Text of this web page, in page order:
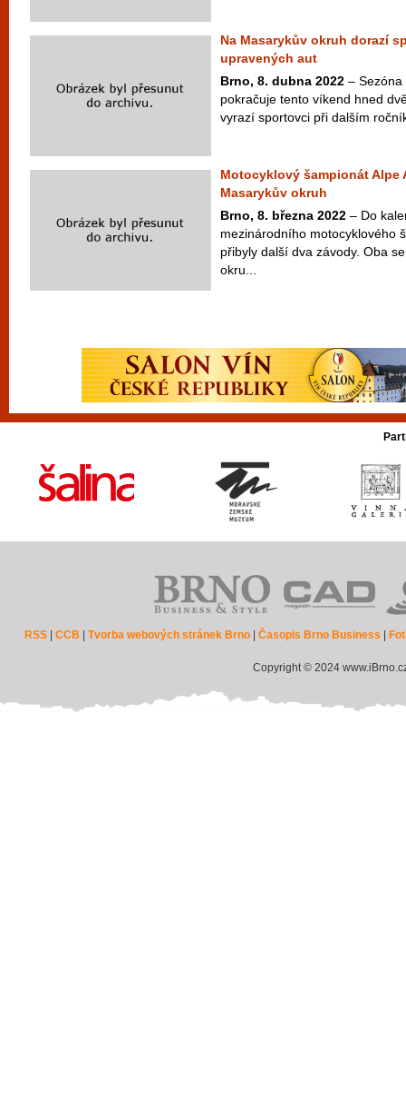
Na Masarykův okruh dorazí
upravených aut
Brno, 8. dubna 2022 –
pokračuje tento víkend hned
vyrazí sportovci při dalším
Motocyklový šampionát Alpe
Masarykův okruh
Brno, 8. března 2022 – Do
mezinárodního motocyklového
přibyly další dva závody. Oba
okru...
RSS |CCB |Tvorba webových stránek Brno |Časopis Brno Business
Copyright © 2024